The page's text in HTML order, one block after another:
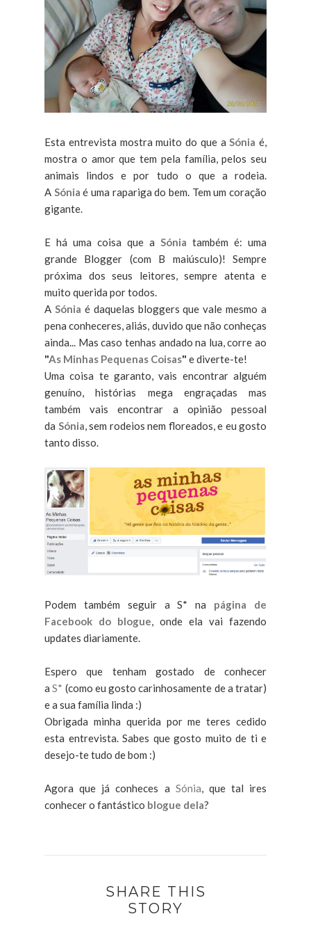
Esta entrevista mostra muito do que aSónia é,
mostra o amor que tem pela família, pelos seu
animais lindos e por tudo o que a rodeia.
A Sónia é uma rapariga do bem. Tem um coração
gigante.
E há uma coisa que a Sónia também é: uma
grande Blogger (com B maiúsculo)! Sempre
próxima dos seus leitores, sempre atenta e
muito querida por todos.
A Sónia é daquelas bloggers que vale mesmo a
pena conheceres, aliás, duvido que não conheças
ainda... Mas caso tenhas andado na lua, corre ao
"As Minhas Pequenas Coisas" e diverte-te!
Uma coisa te garanto, vais encontrar alguém
genuíno, histórias mega engraçadas mas
também vais encontrar a opinião pessoal
da Sónia, sem rodeios nem floreados, e eu gosto
tanto disso.
Podem também seguir a S* na página de
Facebook do blogue, onde ela vai fazendo
updates diariamente.
Espero que tenham gostado de conhecer
aS* (como eu gosto carinhosamente de a tratar)
e a sua família linda :)
Obrigada minha querida por me teres cedido
esta entrevista. Sabes que gosto muito de ti e
desejo-te tudo de bom :)
Agora que já conheces a Sónia, que tal ires
conhecer o fantástico blogue dela?
SHARE THIS
STORY